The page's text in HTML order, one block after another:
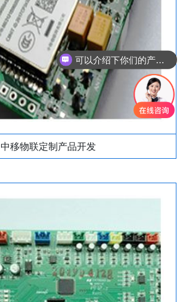
中移物联定制产品开发
你们是怎么收费的呢